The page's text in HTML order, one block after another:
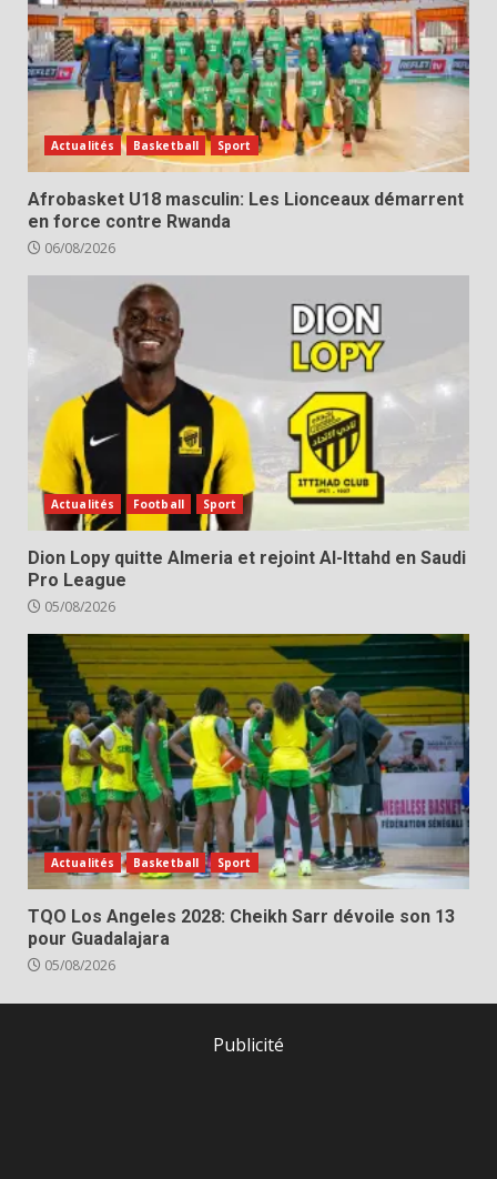
Actualités Basketball Sport
Afrobasket U18 masculin: Les Lionceaux démarrent
en force contre Rwanda
06/08/2026
Actualités Football Sport
Dion Lopy quitte Almeria et rejoint Al-Ittahd en Saudi
Pro League
05/08/2026
Actualités Basketball Sport
TQO Los Angeles 2028: Cheikh Sarr dévoile son 13
pour Guadalajara
05/08/2026
Publicité